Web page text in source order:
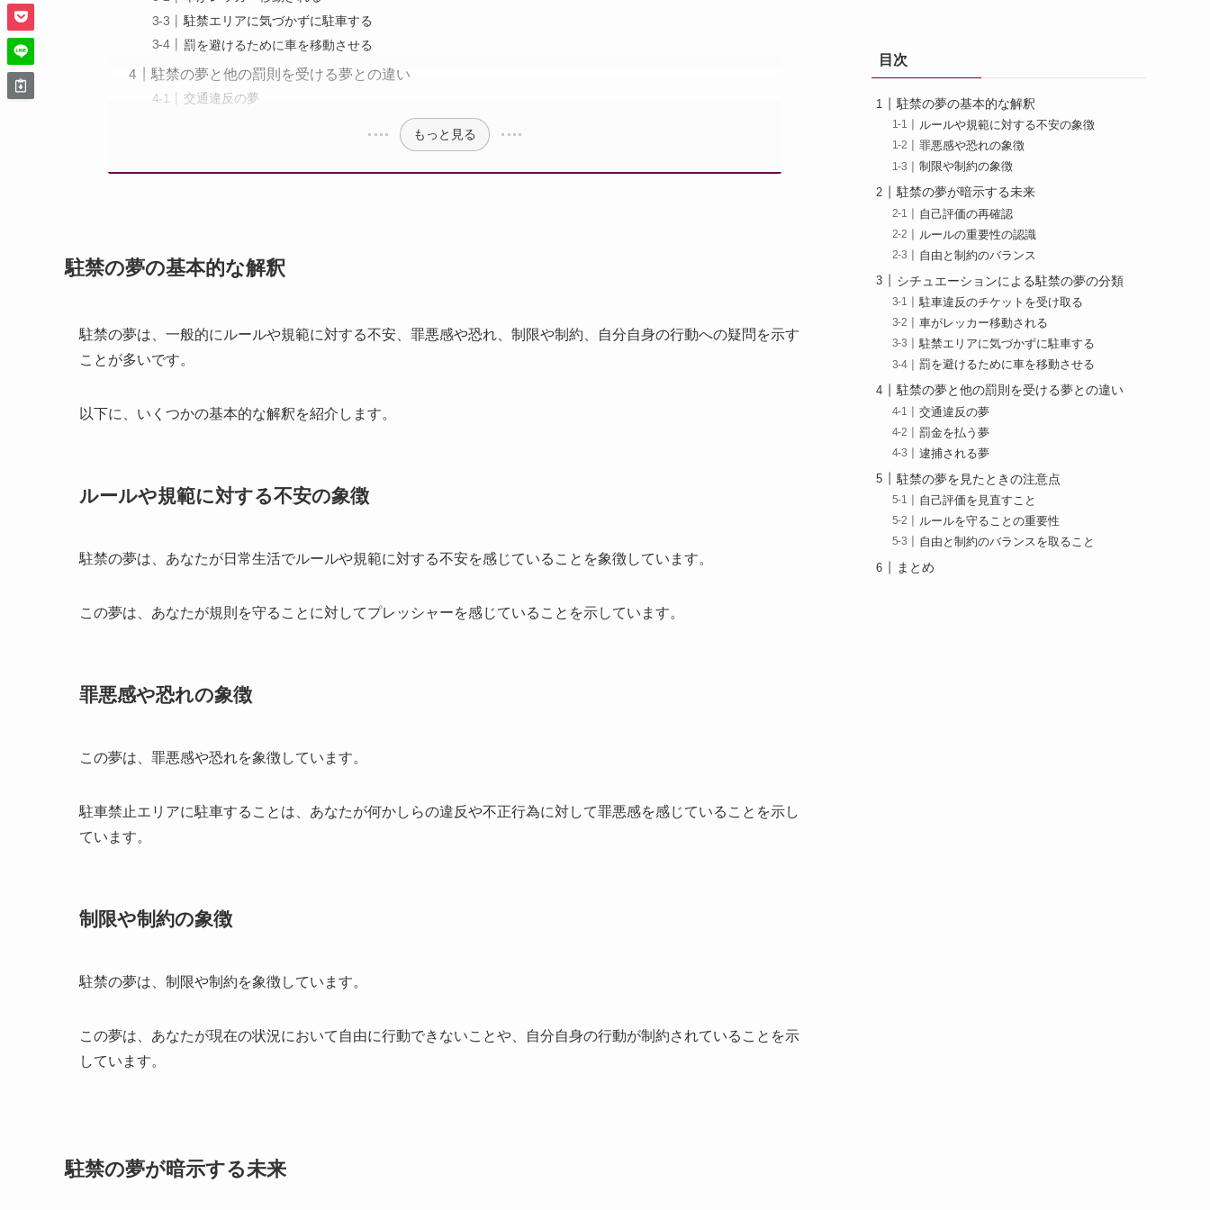
駐禁エリアに気づかずに駐車する
罰を避けるために車を移動させる
駐禁の夢と他の罰則を受ける夢との違い
交通違反の夢
もっと見る
駐禁の夢の基本的な解釈
駐禁の夢は、一般的にルールや規範に対する不安、罪悪感や恐れ、制限や制約、自分自身の行動への疑問を示す
ことが多いです。
以下に、いくつかの基本的な解釈を紹介します。
ルールや規範に対する不安の象徴
駐禁の夢は、あなたが日常生活でルールや規範に対する不安を感じていることを象徴しています。
この夢は、あなたが規則を守ることに対してプレッシャーを感じていることを示しています。
罪悪感や恐れの象徴
この夢は、罪悪感や恐れを象徴しています。
駐車禁止エリアに駐車することは、あなたが何かしらの違反や不正行為に対して罪悪感を感じていることを示し
ています。
制限や制約の象徴
駐禁の夢は、制限や制約を象徴しています。
この夢は、あなたが現在の状況において自由に行動できないことや、自分自身の行動が制約されていることを示
しています。
駐禁の夢が暗示する未来
目次
駐禁の夢の基本的な解釈
ルールや規範に対する不安の象徴
罪悪感や恐れの象徴
制限や制約の象徴
駐禁の夢が暗示する未来
自己評価の再確認
ルールの重要性の認識
自由と制約のバランス
シチュエーションによる駐禁の夢の分類
駐車違反のチケットを受け取る
車がレッカー移動される
駐禁エリアに気づかずに駐車する
罰を避けるために車を移動させる
駐禁の夢と他の罰則を受ける夢との違い
交通違反の夢
罰金を払う夢
逮捕される夢
駐禁の夢を見たときの注意点
自己評価を見直すこと
ルールを守ることの重要性
自由と制約のバランスを取ること
まとめ